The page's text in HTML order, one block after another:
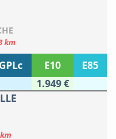
km
GPLc E10
E85
1.949 €